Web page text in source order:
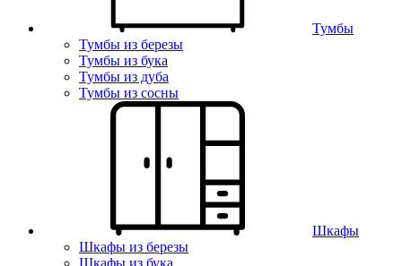
Тумбы
Тумбы из березы
Тумбы из бука
Тумбы из дуба
Тумбы из сосны
Шкафы
Шкафы из березы
Шкафы из бука